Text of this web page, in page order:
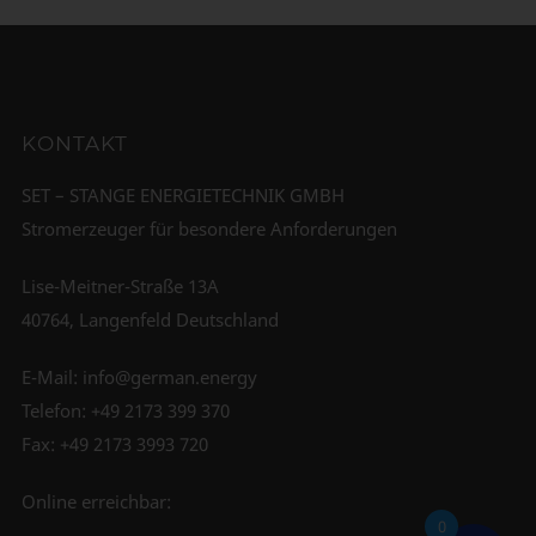
KONTAKT
SET – STANGE ENERGIETECHNIK GMBH
Stromerzeuger für besondere Anforderungen
Lise-Meitner-Straße 13A
40764, Langenfeld Deutschland
E-Mail: info@german.energy
Telefon: +49 2173 399 370
Fax: +49 2173 3993 720
Online erreichbar:
0